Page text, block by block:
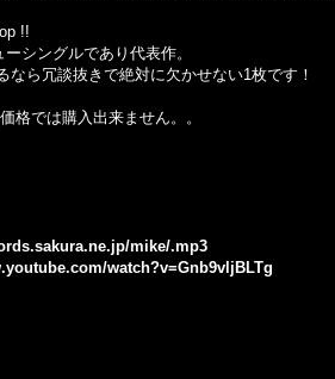
!!
シングルであり代表作。
なら冗談抜きで絶対に欠かせない1枚です！
格では購入出来ません。。
mike/.mp3
watch?v=Gnb9vljBLTg